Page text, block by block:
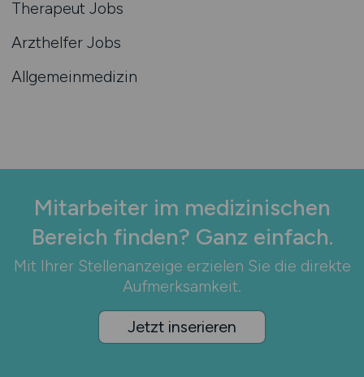
Therapeut Jobs
Arzthelfer Jobs
Allgemeinmedizin
Mitarbeiter im medizinischen
Bereich finden? Ganz einfach.
Mit Ihrer Stellenanzeige erzielen Sie die direkte
Aufmerksamkeit.
Jetzt inserieren